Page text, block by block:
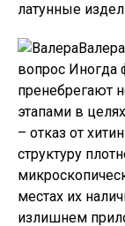
латунные
вопрос Иногда
пренебрегают
этапами в
– отказ от
структуру
местах их
излишнем